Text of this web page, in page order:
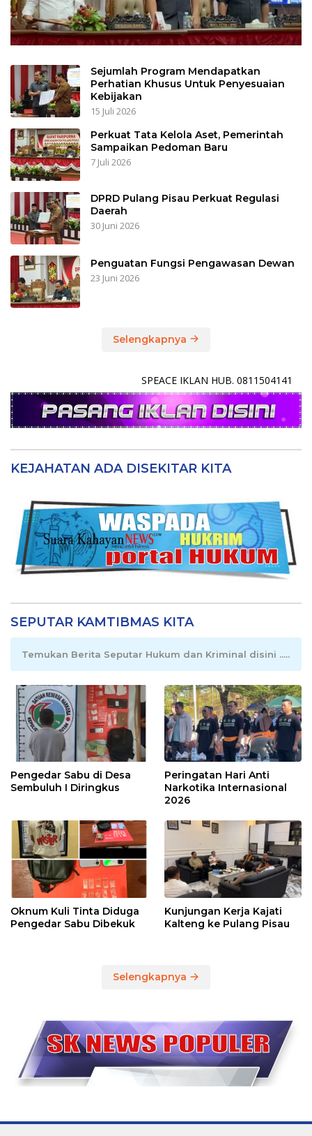
Sejumlah Program Mendapatkan
Perhatian Khusus Untuk Penyesuaian
Kebijakan
15 Juli 2026
Perkuat Tata Kelola Aset, Pemerintah
Sampaikan Pedoman Baru
7 Juli 2026
DPRD Pulang Pisau Perkuat Regulasi
Daerah
30 Juni 2026
Penguatan Fungsi Pengawasan Dewan
23 Juni 2026
Selengkapnya
SPEACE IKLAN HUB. 0811504141
KEJAHATAN ADA DISEKITAR KITA
SEPUTAR KAMTIBMAS KITA
Temukan Berita Seputar Hukum dan Kriminal disini .....
Pengedar Sabu di Desa
Sembuluh I Diringkus
Peringatan Hari Anti
Narkotika Internasional
2026
Oknum Kuli Tinta Diduga
Pengedar Sabu Dibekuk
Kunjungan Kerja Kajati
Kalteng ke Pulang Pisau
Selengkapnya